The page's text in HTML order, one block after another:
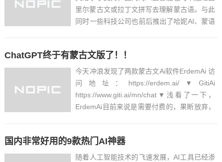
里尔蒙古文或拉丁文拼写去理解蒙古语。与此
同时一些科技公司也前后推出了哈妮AI、蒙语
努AI的功能其特点哈妮AI可以用文字和语音输
入对话；...
ChatGPT终于有蒙古文版了！！
今天冲浪发现了两款蒙古文Ai软件ErdemAi 访
问地址：https://erdem.ai/▼GitiAi
https://www.giti.ai/mn/chat▼浅看了一下，
ErdemAi目前来说是需要付费的，果断放弃，
国内非常好用的9款热门AI神器
随着人工智能技术的飞速发展，AI工具已经渗